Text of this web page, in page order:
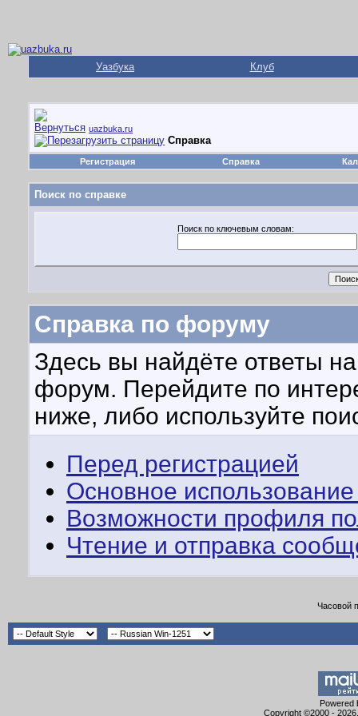
Уазбука Клуб
uazbuka.ru
Справка
Регистрация Справка
Поиск по справке
Поиск по ключевым словам:
Справка по форуму
Здесь вы найдёте ответы
форум. Перейдите по
ниже, либо используйте
Перед регистрацией
Основное
Возможности профиля
Чтение и отправка
Часовой
Powered
Copyright ©2000 -